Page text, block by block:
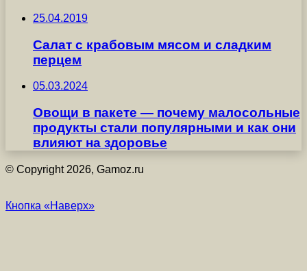
25.04.2019
Салат с крабовым мясом и сладким
перцем
05.03.2024
Овощи в пакете — почему малосольные
продукты стали популярными и как они
влияют на здоровье
© Copyright 2026, Gamoz.ru
Кнопка «Наверх»